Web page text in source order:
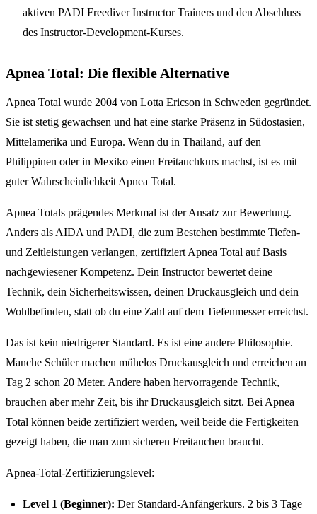
aktiven PADI Freediver Instructor Trainers und den Abschluss
des Instructor-Development-Kurses.
Apnea Total: Die flexible Alternative
Apnea Total wurde 2004 von Lotta Ericson in Schweden gegründet.
Sie ist stetig gewachsen und hat eine starke Präsenz in Südostasien,
Mittelamerika und Europa. Wenn du in Thailand, auf den
Philippinen oder in Mexiko einen Freitauchkurs machst, ist es mit
guter Wahrscheinlichkeit Apnea Total.
Apnea Totals prägendes Merkmal ist der Ansatz zur Bewertung.
Anders als AIDA und PADI, die zum Bestehen bestimmte Tiefen-
und Zeitleistungen verlangen, zertifiziert Apnea Total auf Basis
nachgewiesener Kompetenz. Dein Instructor bewertet deine
Technik, dein Sicherheitswissen, deinen Druckausgleich und dein
Wohlbefinden, statt ob du eine Zahl auf dem Tiefenmesser erreichst.
Das ist kein niedrigerer Standard. Es ist eine andere Philosophie.
Manche Schüler machen mühelos Druckausgleich und erreichen an
Tag 2 schon 20 Meter. Andere haben hervorragende Technik,
brauchen aber mehr Zeit, bis ihr Druckausgleich sitzt. Bei Apnea
Total können beide zertifiziert werden, weil beide die Fertigkeiten
gezeigt haben, die man zum sicheren Freitauchen braucht.
Apnea-Total-Zertifizierungslevel:
Level 1 (Beginner): Der Standard-Anfängerkurs. 2 bis 3 Tage